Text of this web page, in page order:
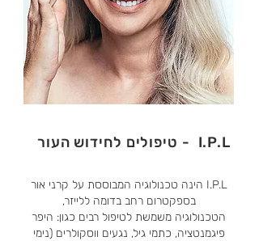
I.P.L - טיפולים לחידוש העור
I.P.L הינה טכנולוגיה המבוססת על קרני אור
בספקטרום רחב בדומה ללייזר,
הטכנולוגיה משמשת לטיפול רבים כגון: היפר
פיגמנטציה, כתמי גיל, נגעים ווסקולרים (נימי